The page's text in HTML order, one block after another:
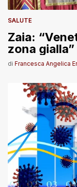
SALUTE
Zaia:
zona gialla”
di Francesca Angelica